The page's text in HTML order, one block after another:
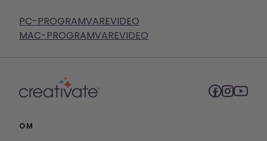
PC-PROGRAMVAREVIDEO
MAC-PROGRAMVAREVIDEO
OM